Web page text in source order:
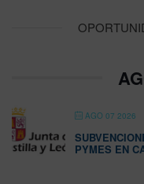
AGO 07 2026
PYMES EN